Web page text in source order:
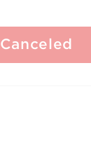
Canceled